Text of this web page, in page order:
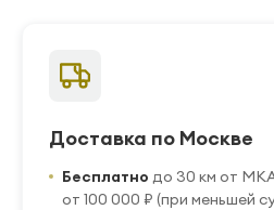
Доставка по Москве
Бесплатно до 30 км от
от 100 000 ₽ (при меньшей